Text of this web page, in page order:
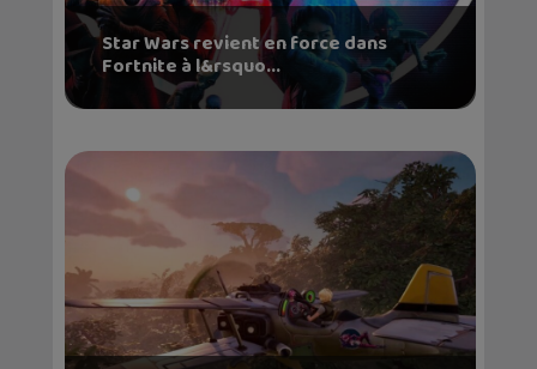
Star Wars revient en force dans
Fortnite à l&rsquo...